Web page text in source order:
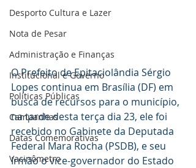
Desporto Cultura e Lazer
Nota de Pesar
Administração e Finanças
Institucional e Governo
Políticas Públicas
Campanhas
Datas Comemorativas
Vacinômetro
O Prefeito de Epitaciolândia Sérgio
Lopes continua em Brasília (DF) em
busca de recursos para o município,
na tarde desta terça dia 23, ele foi
recebido no Gabinete da Deputada
Federal Mara Rocha (PSDB), e seu
Irmão o vice-governador do Estado